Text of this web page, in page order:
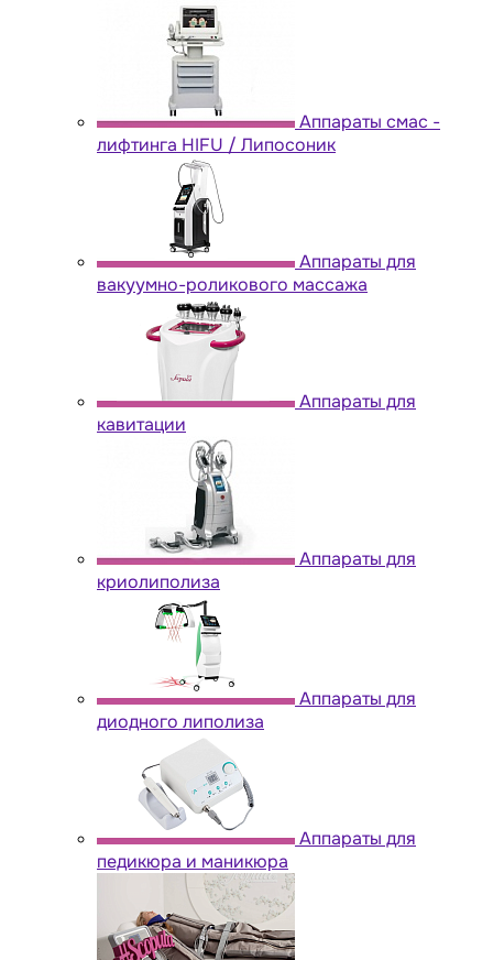
Аппараты cмас -
лифтинга HIFU / Липосоник
Аппараты для
вакуумно-роликового массажа
Аппараты для
кавитации
Аппараты для
криолиполиза
Аппараты для
диодного липолиза
Аппараты для
педикюра и маникюра